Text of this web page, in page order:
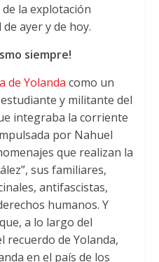
la explotación
ayer y de hoy.
siempre!
de Yolanda como un
y militante del
integraba la corriente
por Nahuel
que realizan la
sus familiares,
antifascistas,
humanos. Y
a lo largo del
recuerdo de Yolanda,
en el país de los